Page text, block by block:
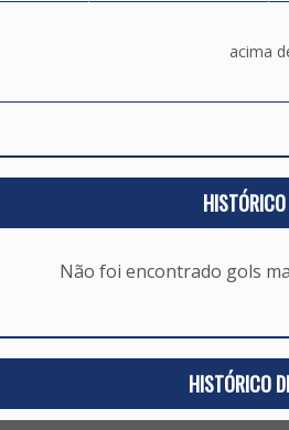
acima
Não foi encontrado gols
HISTÓRICO